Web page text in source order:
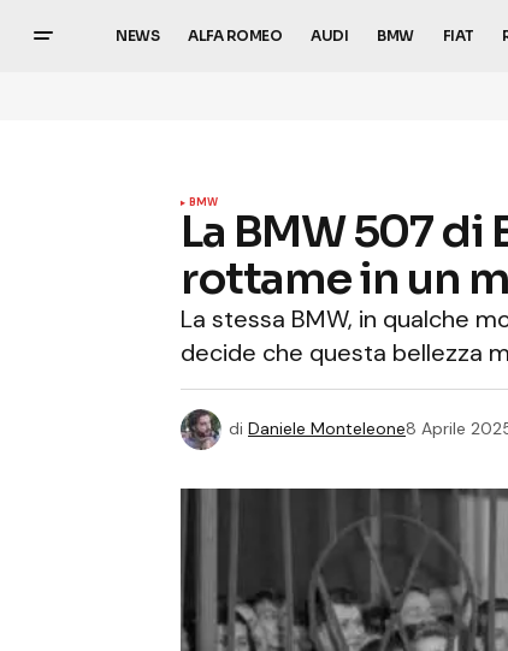
NEWS ALFA ROMEO AUDI BMW FIAT
BMW
La BMW 507
rottame in un
La stessa BMW, in qualche
decide che questa bellezza
di Daniele Monteleone8 Aprile